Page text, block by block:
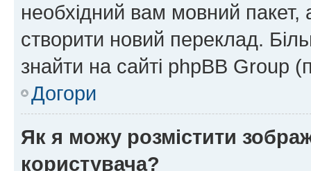
необхідний вам мовний
створити новий переклад.
знайти на сайті phpBB Group
Догори
Як я можу розмістити
користувача?